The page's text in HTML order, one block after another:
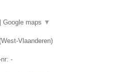
| Google maps ▼
West-Vlaanderen)
nr: -